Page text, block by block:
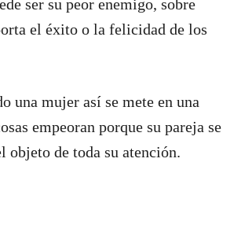
ser su peor enemigo, sobre
el éxito o la felicidad de los
una mujer así se mete en una
empeoran porque su pareja se
objeto de toda su atención.